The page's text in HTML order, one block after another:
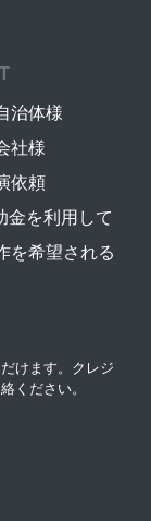
治体様
社様
依頼
金を利用して
を希望される
けます。クレジ
ください。